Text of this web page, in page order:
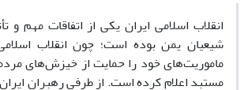
انقلاب اسلامی ایران یکی از اتفاقات مهم و
شیعیان یمن بوده است؛ چون انقلاب
ماموریت‌های خود را حمایت از خیزش‌های
مستبد اعلام کرده است. از طرفی رهبران